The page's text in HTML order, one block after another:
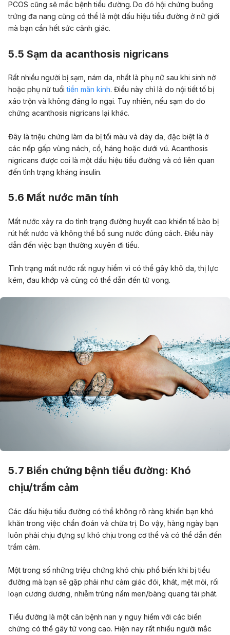
PCOS cũng sẽ mắc bệnh tiểu đường. Do đó hội chứng buồng
trứng đa nang cũng có thể là một dấu hiệu tiểu đường ở nữ giới
mà bạn cần hết sức cảnh giác.
5.5 Sạm da acanthosis nigricans
Rất nhiều người bị sạm, nám da, nhất là phụ nữ sau khi sinh nở
hoặc phụ nữ tuổitiền mãn kinh. Điều này chỉ là do nội tiết tố bị
xáo trộn và không đáng lo ngại. Tuy nhiên, nếu sạm do do
chứng acanthosis nigricans lại khác.
Đây là triệu chứng làm da bị tối màu và dày da, đặc biệt là ở
các nếp gấp vùng nách, cổ, háng hoặc dưới vú. Acanthosis
nigricans được coi là một dấu hiệu tiểu đường và có liên quan
đến tình trạng kháng insulin.
5.6 Mất nước mãn tính
Mất nước xảy ra do tình trạng đường huyết cao khiến tế bào bị
rút hết nước và không thể bổ sung nước đúng cách. Điều này
dẫn đến việc bạn thường xuyên đi tiểu.
Tình trạng mất nước rất nguy hiểm vì có thể gây khô da, thị lực
kém, đau khớp và cũng có thể dẫn đến tử vong.
5.7 Biến chứng bệnh tiểu đường: Khó
chịu/trầm cảm
Các dấu hiệu tiểu đường có thể không rõ ràng khiến bạn khó
khăn trong việc chẩn đoán và chữa trị. Do vậy, hàng ngày bạn
luôn phải chịu đựng sự khó chịu trong cơ thể và có thể dẫn đến
trầm cảm.
Một trong số những triệu chứng khó chịu phổ biến khi bị tiểu
đường mà bạn sẽ gặp phải như cảm giác đói, khát, mệt mỏi, rối
loạn cương dương, nhiễm trùng nấm men/bàng quang tái phát.
Tiểu đường là một căn bệnh nan y nguy hiểm với các biến
chứng có thể gây tử vong cao. Hiện nay rất nhiều người mắc